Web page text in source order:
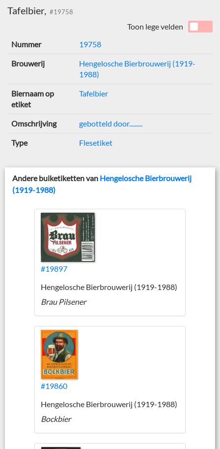
Tafelbier, #19758
Toon lege velden
Nummer
19758
Brouwerij
Hengelosche Bierbrouwerij (1919-
1988)
Biernaam op
etiket
Tafelbier
Omschrijving gebotteld door.........
Type Flesetiket
Andere buiketiketten van Hengelosche Bierbrouwerij
(1919-1988)
#19897
Hengelosche Bierbrouwerij (1919-1988)
Brau Pilsener
#19860
Hengelosche Bierbrouwerij (1919-1988)
Bockbier